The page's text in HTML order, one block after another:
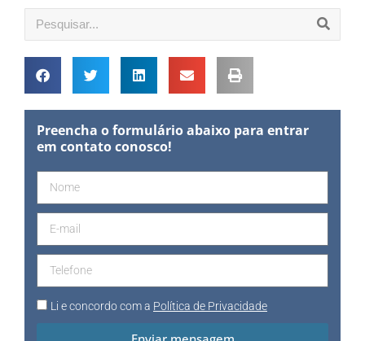
Preencha o formulário abaixo para entrar
em contato conosco!
Li e concordo com a Política de Privacidade